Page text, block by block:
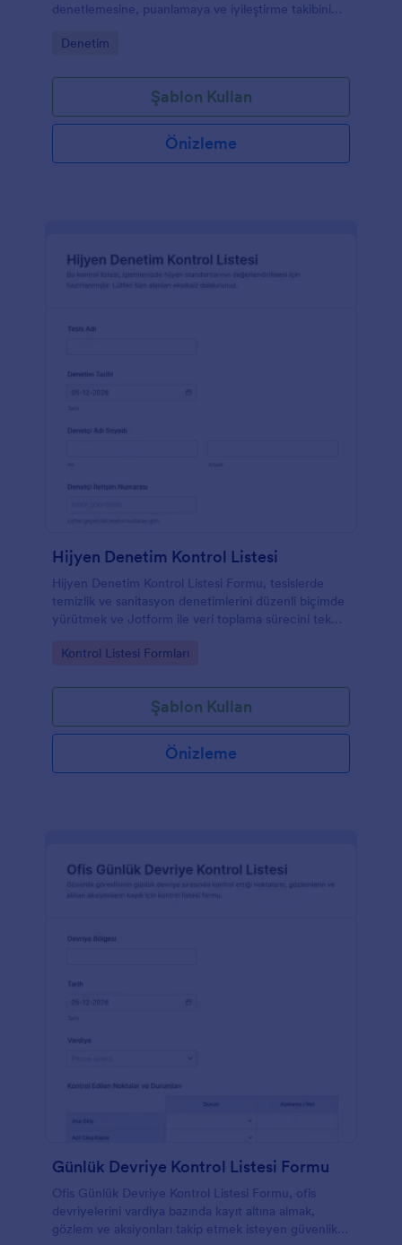
denetlemesine, puanlamaya ve iyileştirme takibini
Go to Category:
Denetim
Şablon Kullan
Önizleme
Hijyen Denetim Kontrol Listesi
Hijyen Denetim Kontrol Listesi Formu, tesislerde
temizlik ve sanitasyon denetimlerini düzenli biçimde
yürütmek ve Jotform ile veri toplama sürecini tek
Go to Category:
Kontrol Listesi Formları
Şablon Kullan
Önizleme
Günlük Devriye Kontrol Listesi Formu
Ofis Günlük Devriye Kontrol Listesi Formu, ofis
devriyelerini vardiya bazında kayıt altına almak,
gözlem ve aksiyonları takip etmek isteyen güvenlik